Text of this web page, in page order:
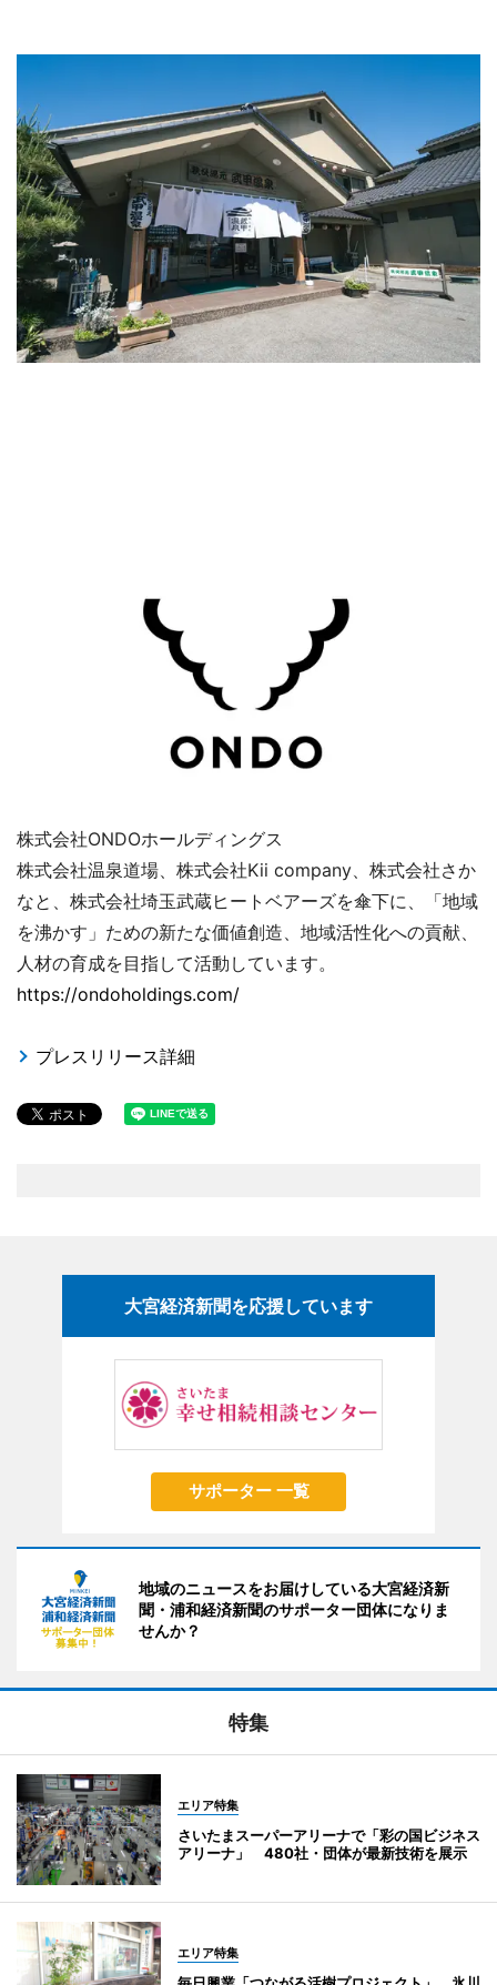
株式会社ONDOホールディングス
株式会社温泉道場、株式会社Kii company、株式会社さか
なと、株式会社埼玉武蔵ヒートベアーズを傘下に、「地域
を沸かす」ための新たな価値創造、地域活性化への貢献、
人材の育成を目指して活動しています。
https://ondoholdings.com/
プレスリリース詳細
大宮経済新聞を応援しています
サポーター 一覧
地域のニュースをお届けしている大宮経済新
聞・浦和経済新聞のサポーター団体になりま
せんか？
特集
エリア特集
さいたまスーパーアリーナで「彩の国ビジネス
アリーナ」 480社・団体が最新技術を展示
エリア特集